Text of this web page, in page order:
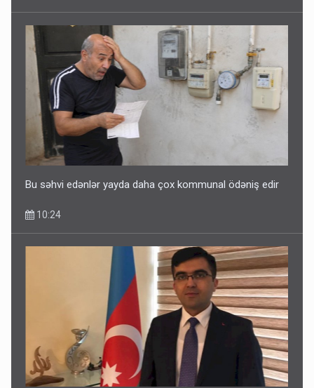
Bu səhvi edənlər yayda daha çox kommunal ödəniş edir
10:24